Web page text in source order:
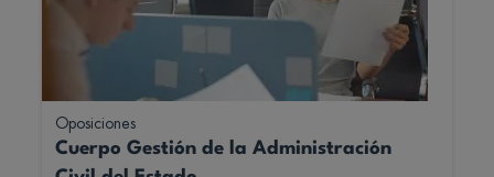
Oposiciones
Cuerpo Gestión de la Administración